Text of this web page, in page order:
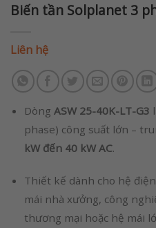
Biến tần Solplanet 3
Liên hệ
Dòng ASW 25-40K-LT-G3
phase) công suất lớn –
kW đến 40 kW AC.
Thiết kế dành cho hệ
mái nhà xưởng, công
thương mại hoặc hệ mái